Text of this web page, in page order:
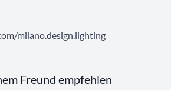
milano.design.lighting
Freund empfehlen